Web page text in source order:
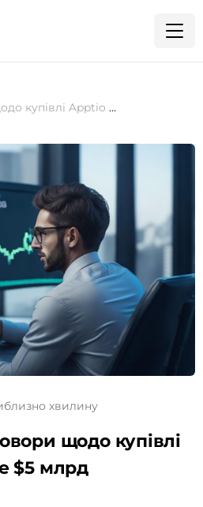
IBM веде переговори щодо купівлі Apptio за майже $5 млрд
хвилину
щодо купівлі
$5 млрд